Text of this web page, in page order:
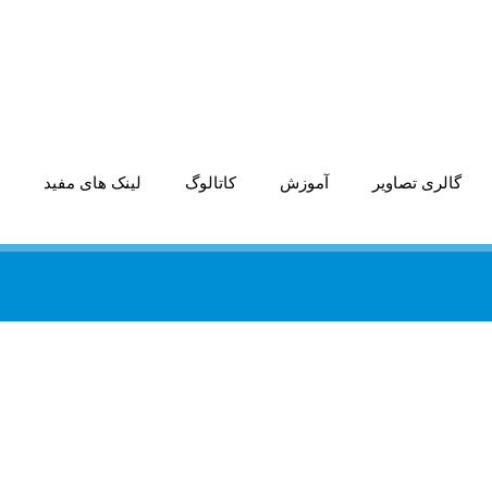
گالری تصاویر آموزش کاتالوگ لینک های مفید